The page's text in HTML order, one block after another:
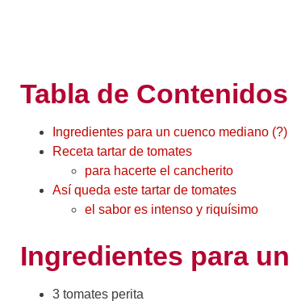
Tabla de Contenidos
Ingredientes para un cuenco mediano (?)
Receta tartar de tomates
para hacerte el cancherito
Así queda este tartar de tomates
el sabor es intenso y riquísimo
Ingredientes para
3 tomates perita